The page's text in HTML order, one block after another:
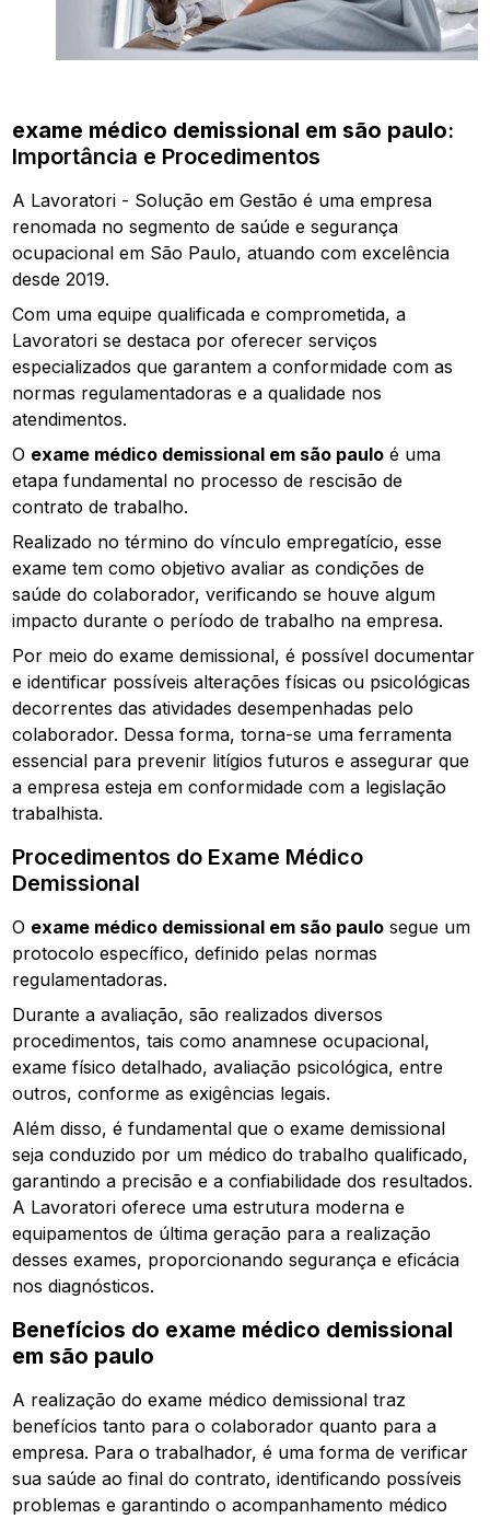
exame médico demissional em são paulo:
Importância e Procedimentos
A Lavoratori - Solução em Gestão é uma empresa
renomada no segmento de saúde e segurança
ocupacional em São Paulo, atuando com excelência
desde 2019.
Com uma equipe qualificada e comprometida, a
Lavoratori se destaca por oferecer serviços
especializados que garantem a conformidade com as
normas regulamentadoras e a qualidade nos
atendimentos.
O exame médico demissional em são paulo é uma
etapa fundamental no processo de rescisão de
contrato de trabalho.
Realizado no término do vínculo empregatício, esse
exame tem como objetivo avaliar as condições de
saúde do colaborador, verificando se houve algum
impacto durante o período de trabalho na empresa.
Por meio do exame demissional, é possível documentar
e identificar possíveis alterações físicas ou psicológicas
decorrentes das atividades desempenhadas pelo
colaborador. Dessa forma, torna-se uma ferramenta
essencial para prevenir litígios futuros e assegurar que
a empresa esteja em conformidade com a legislação
trabalhista.
Procedimentos do Exame Médico
Demissional
O exame médico demissional em são paulo segue um
protocolo específico, definido pelas normas
regulamentadoras.
Durante a avaliação, são realizados diversos
procedimentos, tais como anamnese ocupacional,
exame físico detalhado, avaliação psicológica, entre
outros, conforme as exigências legais.
Além disso, é fundamental que o exame demissional
seja conduzido por um médico do trabalho qualificado,
garantindo a precisão e a confiabilidade dos resultados.
A Lavoratori oferece uma estrutura moderna e
equipamentos de última geração para a realização
desses exames, proporcionando segurança e eficácia
nos diagnósticos.
Benefícios do exame médico demissional
em são paulo
A realização do exame médico demissional traz
benefícios tanto para o colaborador quanto para a
empresa. Para o trabalhador, é uma forma de verificar
sua saúde ao final do contrato, identificando possíveis
problemas e garantindo o acompanhamento médico